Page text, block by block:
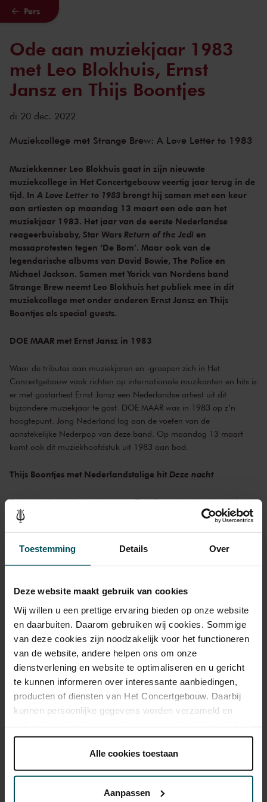
Toestemming Details Over
Deze website maakt gebruik van cookies
Wij willen u een prettige ervaring bieden op onze website
en daarbuiten. Daarom gebruiken wij cookies. Sommige
van deze cookies zijn noodzakelijk voor het functioneren
van de website, andere helpen ons om onze
dienstverlening en website te optimaliseren en u gericht
te kunnen informeren over interessante aanbiedingen,
producten of diensten van Het Concertgebouw. Daarbij
kunnen persoonlijke gegevens worden verzameld en
onder 'aanpassen' zelf welke cookies wij mogen
Lees onze cookieverklaring hier. Lees onze
Alle cookies toestaan
Aanpassen
Naar hoofdcontent
Pers
Ode aan muziekjaar 1983
met Leo Blokhuis, Ernst
Jansz en Thijs Boontjes
di 20 dec. 2022
Muziekcollege met Strange Brew: A Love Letter to 1983
Muziekkenner Leo Blokhuis gaat in zijn nieuwste
muziekcollege in Het Concertgebouw veertig jaar terug in de
tijd. In A Love Letter to 1983 brengt hij samen met een keur
aan artiesten op maandag 13 maart een ode aan het
muziekjaar 1983. Het jaar van de eerste Nederlandse
reageerbuisbaby, Star Wars Return of the Jedi en
massaprotesten tegen ‘De Bom’. Maar ook van de
legendarische albums van David Bowie, The Police en
Michael Jackson. Samen met Yorick van Nordens band
Strange Brew neemt Leo Blokhuis het publiek mee in dit
muziekcollege met onder anderen Ernst Jansz en Thijs
Boontjes als special guests.
DOE MAAR met Ernst Jansz in 1983
Waar de tributes aan muziekjaren en -groepen zich in Het
Concertgebouw vaak richten op internationale muzikanten en hits is
er met gastartiest Ernst Jansz een Nederlandse artiest uit dit
bijzondere muziekjaar te gast. DOE MAAR was in 1983 op z’n
hoogtepunt. Jong Nederland lag aan de voeten van de
aanstekelijke Nederpop van deze band. Op maandag 13 maart
komt ook dit muziekhoofdstuk uit 1983 aan bod.
Thijs Boontjes met Nederlandstalige hit Deze nacht
De populaire Nederlandse zanger Thijs Boontjes ziet eruit alsof hij
direct uit de jaren tachtig komt. Hij twijfelde dan ook niet toen
Deze nacht, een Nederlandstalige versie van Lionel Richie’sAll Night
Longuit 1983.
Leo Blokhuis
Leo Blokhuis is bekend van het TV-programma Top 2000 en
presenteerde al meerdere muziekcolleges in Het Concertgebouw.
Samen met Strange Brew bracht hij zo een ode aan de Summer of
A Love Letter To… 1972
Strange Brew
Strange Brew bestaat uit Yorick van Norden, Anne Soldaat, Jeroen
de popmuziek. Eerder maakten zij programma's over o.a.
Woodstock, Elvis Presley, The Beach Boys en Paul McCartney.
Leo Blokhuis, Strange Brew & Friends: A Loveletter to 1983